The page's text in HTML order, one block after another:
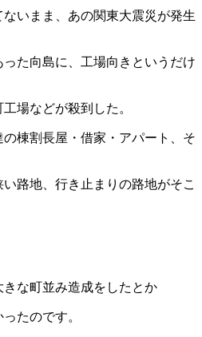
いまま、あの関東大震災が発生
た向島に、工場向きというだけ
場などが殺到した。
棟割長屋・借家・アパート、そ
路地、行き止まりの路地がそこ
な町並み造成をしたとか
たのです。